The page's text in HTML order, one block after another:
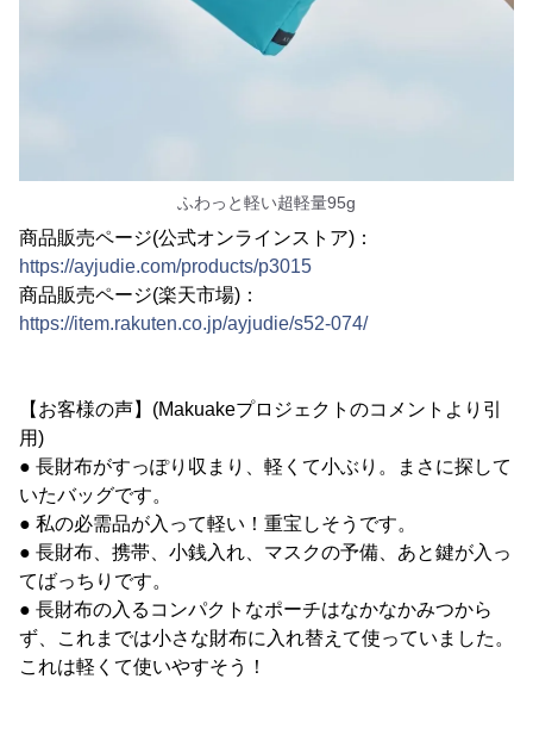
ふわっと軽い超軽量95g
商品販売ページ(公式オンラインストア)：
https://ayjudie.com/products/p3015
商品販売ページ(楽天市場)：
https://item.rakuten.co.jp/ayjudie/s52-074/
【お客様の声】(Makuakeプロジェクトのコメントより引
用)
● 長財布がすっぽり収まり、軽くて小ぶり。まさに探して
いたバッグです。
● 私の必需品が入って軽い！重宝しそうです。
● 長財布、携帯、小銭入れ、マスクの予備、あと鍵が入っ
てばっちりです。
● 長財布の入るコンパクトなポーチはなかなかみつから
ず、これまでは小さな財布に入れ替えて使っていました。
これは軽くて使いやすそう！